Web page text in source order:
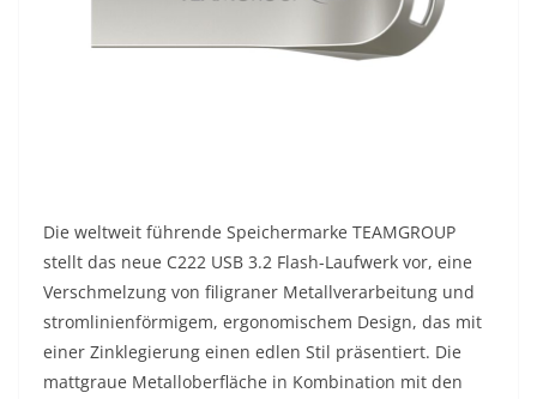
Die weltweit führende Speichermarke TEAMGROUP
stellt das neue C222 USB 3.2 Flash-Laufwerk vor, eine
Verschmelzung von filigraner Metallverarbeitung und
stromlinienförmigem, ergonomischem Design, das mit
einer Zinklegierung einen edlen Stil präsentiert. Die
mattgraue Metalloberfläche in Kombination mit den